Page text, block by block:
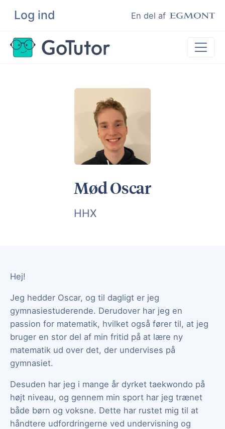
Log ind En del af
Søg
Lektiehjælp
Hjælp til ordblinde
Mød Oscar
HHX
Hej!
Jeg hedder Oscar, og til dagligt er jeg
gymnasiestuderende. Derudover har jeg en
passion for matematik, hvilket også fører til, at jeg
bruger en stor del af min fritid på at lære ny
matematik ud over det, der undervises på
gymnasiet.
Desuden har jeg i mange år dyrket taekwondo på
højt niveau, og gennem min sport har jeg trænet
både børn og voksne. Dette har rustet mig til at
håndtere udfordringerne ved undervisning og